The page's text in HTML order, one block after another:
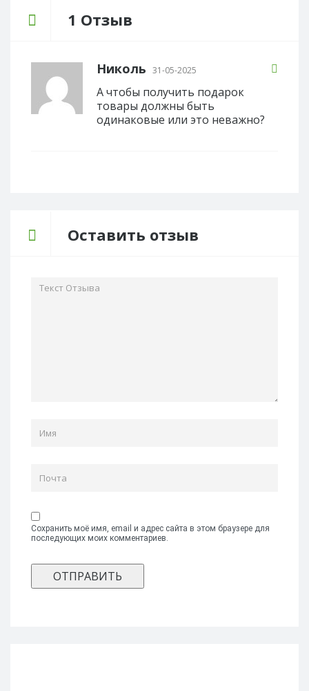
1 Отзыв
Николь 31-05-2025
А чтобы получить подарок
товары должны быть
одинаковые или это неважно?
Оставить отзыв
Сохранить моё имя, email и адрес сайта в этом браузере для
последующих моих комментариев.